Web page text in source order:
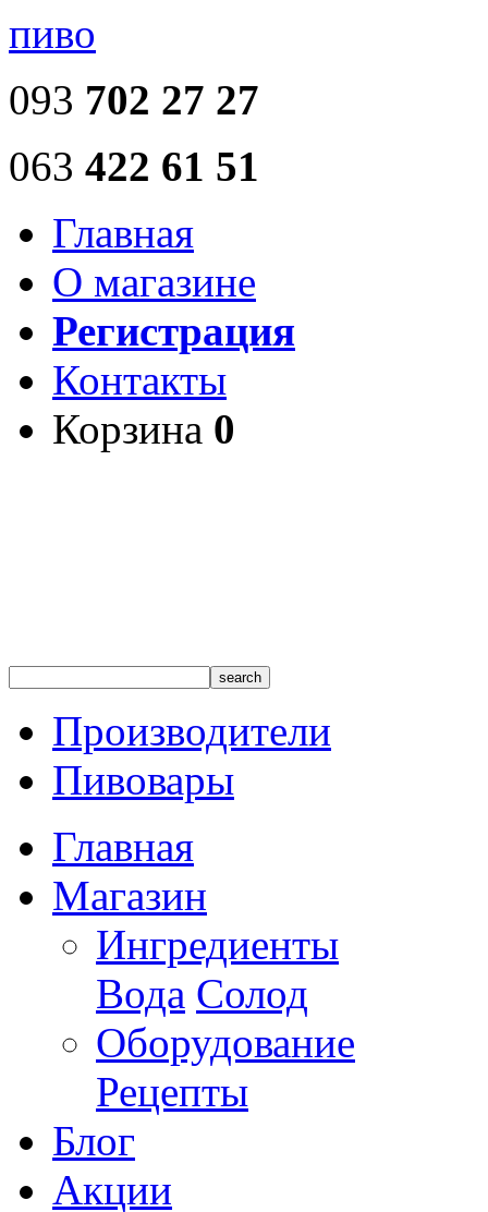
пиво
093 702 27 27
063 422 61 51
Главная
О магазине
Регистрация
Контакты
Корзина 0
Производители
Пивовары
Главная
Магазин
Ингредиенты
Вода Солод
Оборудование
Рецепты
Блог
Акции